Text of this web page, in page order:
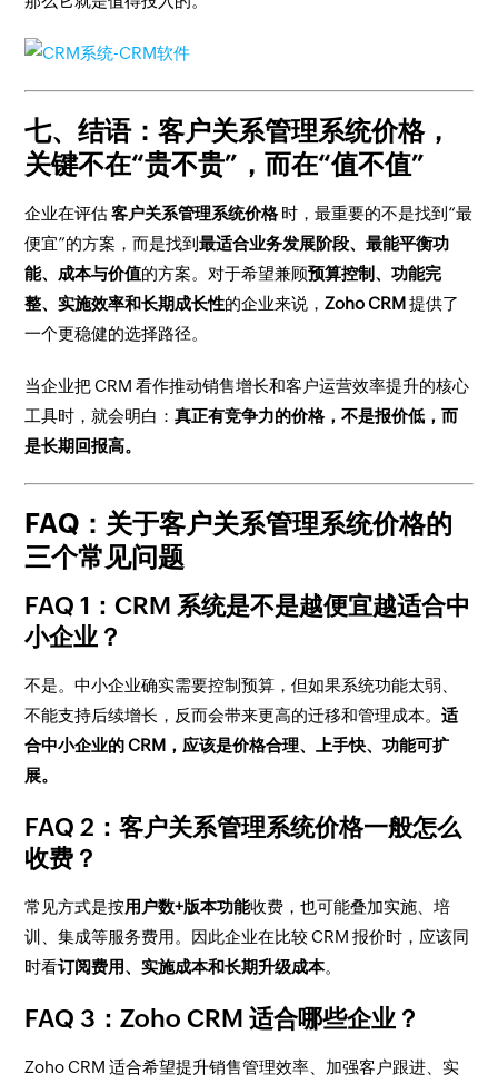
七、结语：客户关系管理系统价格，
关键不在“贵不贵”，而在“值不值”
企业在评估客户关系管理系统价格时，最重要的不是找到“最
便宜”的方案，而是找到最适合业务发展阶段、最能平衡功
能、成本与价值的方案。对于希望兼顾预算控制、功能完
整、实施效率和长期成长性的企业来说，Zoho CRM提供了
一个更稳健的选择路径。
当企业把 CRM 看作推动销售增长和客户运营效率提升的核心
工具时，就会明白：真正有竞争力的价格，不是报价低，而
是长期回报高。
FAQ：关于客户关系管理系统价格的
三个常见问题
FAQ 1：CRM 系统是不是越便宜越适合中
小企业？
不是。中小企业确实需要控制预算，但如果系统功能太弱、
不能支持后续增长，反而会带来更高的迁移和管理成本。适
合中小企业的 CRM，应该是价格合理、上手快、功能可扩
展。
FAQ 2：客户关系管理系统价格一般怎么
收费？
常见方式是按用户数+版本功能收费，也可能叠加实施、培
训、集成等服务费用。因此企业在比较 CRM 报价时，应该同
时看订阅费用、实施成本和长期升级成本。
FAQ 3：Zoho CRM 适合哪些企业？
Zoho CRM 适合希望提升销售管理效率、加强客户跟进、实